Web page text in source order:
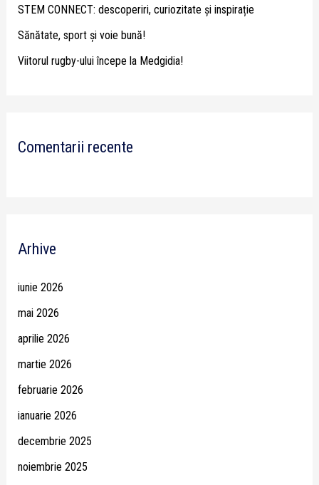
:STEM CONNECT: descoperiri, curiozitate și inspirație
Sănătate, sport și voie bună!
Viitorul rugby-ului începe la Medgidia!
Comentarii recente
Arhive
iunie 2026
mai 2026
aprilie 2026
martie 2026
februarie 2026
ianuarie 2026
decembrie 2025
noiembrie 2025